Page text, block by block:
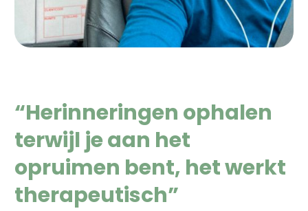
“Herinneringen ophalen
terwijl je aan het
opruimen bent, het werkt
therapeutisch”